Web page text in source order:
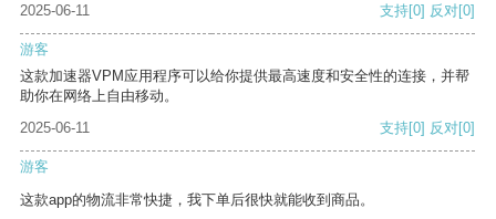
2025-06-11 支持[0] 反对[0]
游客
这款加速器VPM应用程序可以给你提供最高速度和安全性的连接，并帮
助你在网络上自由移动。
2025-06-11
支持[0] 反对[0]
游客
这款app的物流非常快捷，我下单后很快就能收到商品。